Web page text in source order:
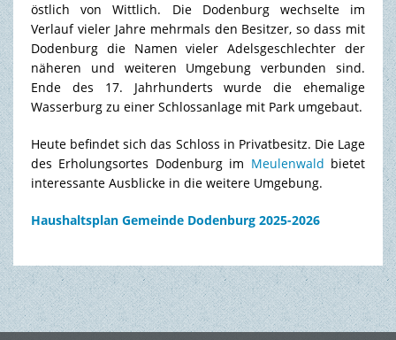
östlich von Wittlich. Die Dodenburg wechselte im
Verlauf vieler Jahre mehrmals den Besitzer, so dass mit
Dodenburg die Namen vieler Adelsgeschlechter der
näheren und weiteren Umgebung verbunden sind.
Ende des 17. Jahrhunderts wurde die ehemalige
Wasserburg zu einer Schlossanlage mit Park umgebaut.
Heute befindet sich das Schloss in Privatbesitz. Die Lage
des Erholungsortes Dodenburg im Meulenwald bietet
interessante Ausblicke in die weitere Umgebung.
Haushaltsplan Gemeinde Dodenburg 2025-2026